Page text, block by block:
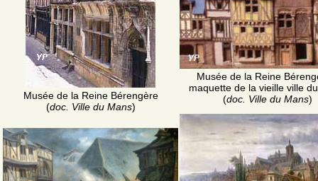
Musée de la Reine Bérengère
(doc. Ville du Mans)
Musée de la Reine
maquette de la vieille ville
(doc. Ville du Mans)